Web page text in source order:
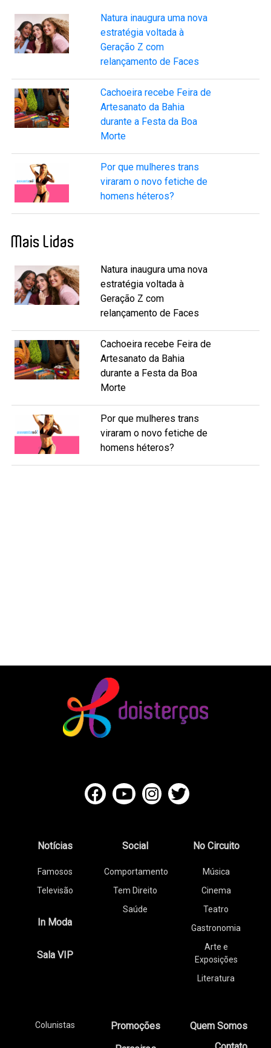
Natura inaugura uma nova
estratégia voltada à
Geração Z com
relançamento de Faces
Cachoeira recebe Feira de
Artesanato da Bahia
durante a Festa da Boa
Morte
Por que mulheres trans
viraram o novo fetiche de
homens héteros?
Mais Lidas
Natura inaugura uma nova
estratégia voltada à
Geração Z com
relançamento de Faces
Cachoeira recebe Feira de
Artesanato da Bahia
durante a Festa da Boa
Morte
Por que mulheres trans
viraram o novo fetiche de
homens héteros?
Notícias
Famosos
Televisão
In Moda
Sala VIP
Social
Comportamento
Tem Direito
Saúde
No Circuito
Música
Cinema
Teatro
Gastronomia
Arte e
Exposições
Literatura
Colunistas
Promoções
Quem Somos